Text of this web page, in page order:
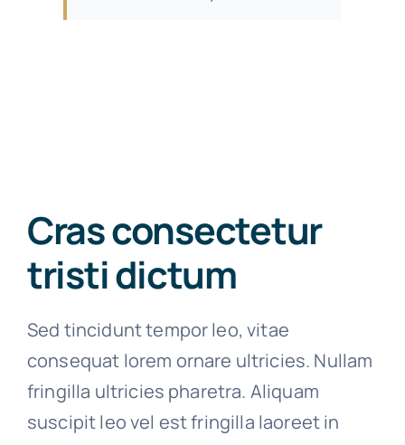
Cras consectetur
tristi dictum
Sed tincidunt tempor leo, vitae
consequat lorem ornare ultricies. Nullam
fringilla ultricies pharetra. Aliquam
suscipit leo vel est fringilla laoreet in